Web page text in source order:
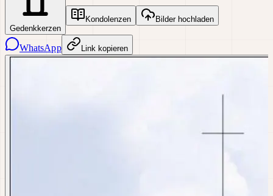
Gedenkkerzen
Kondolenzen Bilder hochladen
WhatsApp Link kopieren